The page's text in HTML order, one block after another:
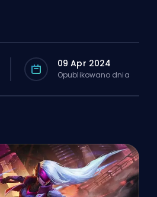
09 Apr 2024
Opublikowano dnia